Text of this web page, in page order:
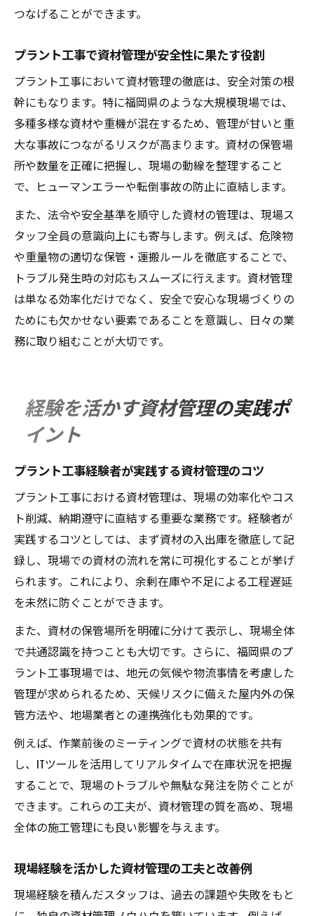
つなげることができます。
プラント工事で資材管理が安全性に果たす役割
プラント工事において資材管理の徹底は、安全対策の根
幹にもなります。特に福岡県のような大規模現場では、
多種多様な資材や重機が混在するため、管理が甘いと重
大な事故につながるリスクが高まります。資材の保管場
所や数量を正確に把握し、現場の動線を整理すること
で、ヒューマンエラーや転倒事故の防止に直結します。
また、法令や安全基準を順守した資材の管理は、現場ス
タッフ全員の意識向上にも寄与します。例えば、危険物
や重量物の適切な保管・運搬ルールを徹底することで、
トラブル発生時の対応もスムーズに行えます。資材管理
は単なる効率化だけでなく、安全で安心な現場づくりの
ためにも欠かせない要素であることを意識し、日々の業
務に取り組むことが大切です。
経験を活かす資材管理の実践ポ
イント
プラント工事経験者が実践する資材管理のコツ
プラント工事における資材管理は、現場の効率化やコス
ト削減、納期遵守に直結する重要な業務です。経験者が
実践するコツとしては、まず資材の入出庫を徹底して記
録し、現場での資材の流れを常に可視化することが挙げ
られます。これにより、余剰在庫や不足による工程遅延
を未然に防ぐことができます。
また、資材の保管場所を明確に分けて表示し、現場全体
で共通認識を持つことも大切です。さらに、福岡県のプ
ラント工事現場では、地元の気候や物流事情を考慮した
管理が求められるため、天候リスクに備えた屋内外の保
管方法や、地場業者との連携強化も効果的です。
例えば、作業前後のミーティングで資材の状態を共有
し、ITツールを活用してリアルタイムで在庫状況を把握
することで、現場のトラブルや無駄な発注を防ぐことが
できます。これらの工夫が、資材管理の質を高め、現場
全体の施工管理にも良い影響を与えます。
現場経験を活かした資材管理の工夫と改善例
現場経験を積んだスタッフは、過去の課題や失敗をもと